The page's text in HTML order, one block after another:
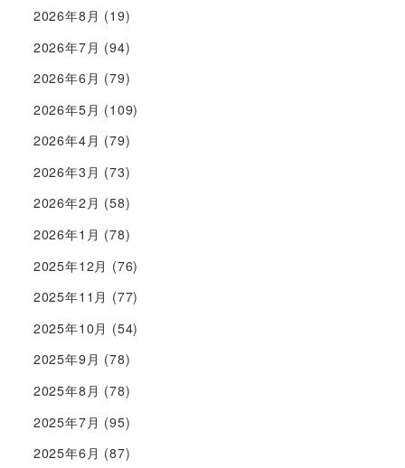
2026年8月 (19)
2026年7月 (94)
2026年6月 (79)
2026年5月 (109)
2026年4月 (79)
2026年3月 (73)
2026年2月 (58)
2026年1月 (78)
2025年12月 (76)
2025年11月 (77)
2025年10月 (54)
2025年9月 (78)
2025年8月 (78)
2025年7月 (95)
2025年6月 (87)